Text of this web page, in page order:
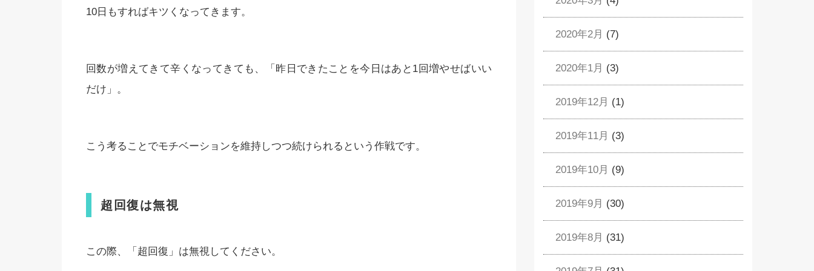
10日もすればキツくなってきます。
回数が増えてきて辛くなってきても、「昨日できたことを今日はあと1回増やせばいい
だけ」。
こう考ることでモチベーションを維持しつつ続けられるという作戦です。
超回復は無視
この際、「超回復」は無視してください。
2020年2月 (7)
2020年1月 (3)
2019年12月 (1)
2019年11月 (3)
2019年10月 (9)
2019年9月 (30)
2019年8月 (31)